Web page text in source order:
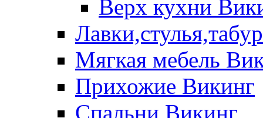
Верх кухни
Мягкая мебель
Прихожие Викинг
Спальни Викинг